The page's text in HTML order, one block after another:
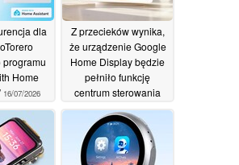
dla
programu
Home
16/07/2026
Z przecieków wynika,
że urządzenie Google
Home Display będzie
pełniło funkcję
centrum sterowania
inteligentnym domem
wyposażonego w
kamerę14/07/2026